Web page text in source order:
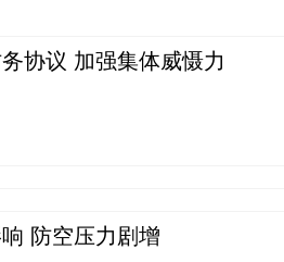
协议 加强集体威慑力
防空压力剧增